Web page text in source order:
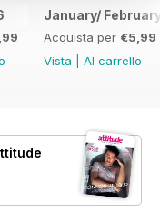
January/
Acquista per €5,99
Vista
Al carrello